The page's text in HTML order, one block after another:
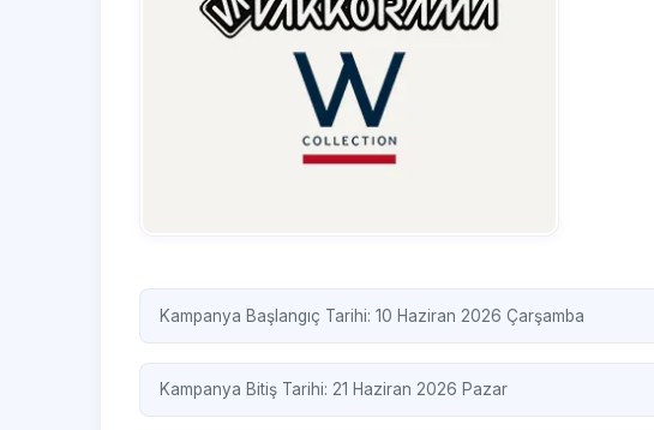
Kampanya Başlangıç Tarihi: 10 Haziran 2026 Çarşamba
Kampanya Bitiş Tarihi: 21 Haziran 2026 Pazar